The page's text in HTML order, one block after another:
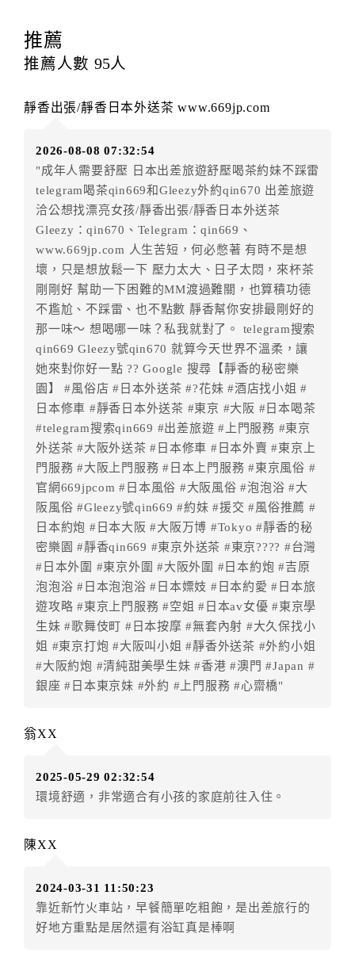
提出申辦不得異動訂單。
每筆訂單異動限定
辦理取消退款。
房者應補足差額。（限原訂飯店）
房者不得要求退其差額。（限原訂飯店）
五、保留住宿權益(保留住房)
．訂房者因故辦理訂單異動，本飯店可接受保留住宿金
額3個月
限原訂飯店），異動完成後不得辦理取消退款。
（提出申辦日為保留起算日）
．訂房者使用「保留住宿金額」時，請注意！為避免飯
店客滿，敬請及早計畫，如逾時未提出申辦，視同無條
件放棄訂單（住宿權益）。 （限原訂飯店使用）
．每筆訂單異動限定乙次，限原訂飯店，異動完成後不
得辦理取消退款。
．訂單異動後，訂單費用總計大於原訂單費用總計時，
訂房者應補足差額。 限原訂飯店
．訂單異動後，訂單費用總計小於原訂單費用總計時，
訂房者不得要求退其差額。限原訂飯店
六、取消訂單
訂房者因故取消訂單辦理退款，依下列標準申辦：
◎住房日7天前辦理者，訂單費用扣除總計0%為手續費
◎住房日4天前辦理者，訂單費用扣除總計25%為手續費
◎住房日1天前辦理者，訂單費用扣除總計45%為手續費
◎住房日當日辦理者，訂單費用扣除總計100%為手續費
◎住房日當日不得辦理。
◎住房日當日未辦理入住手續者，視同住房，已付訂單
之訂金將全額沒收。
七、天候因素
住房當日遇颱風、地震等不可抗拒因素時（以氣象局發
布或飯店所在地縣市政府頒布狀況”停止上班上課”為判
更住房日期或退費處理之。待飯店確認無誤後，可辦理
八、紅利點數/現金抵用券異動訂單說明
成功付款後如因『個人因素』導致下述異動狀況，
推薦
推薦人數 95人
靜香出張/靜香日本外送茶 www.669jp.com
2026-08-08 07:32:54
"成年人需要舒壓 日本出差旅遊舒壓喝茶約妹不踩雷
telegram喝茶qin669和Gleezy外約qin670 出差旅遊
洽公想找漂亮女孩/靜香出張/靜香日本外送茶
Gleezy：qin670、Telegram：qin669、
www.669jp.com 人生苦短，何必憋著 有時不是想
壞，只是想放鬆一下 壓力太大、日子太悶，來杯茶
剛剛好 幫助一下困難的MM渡過難關，也算積功德
不尷尬、不踩雷、也不點數 靜香幫你安排最剛好的
那一味～ 想喝哪一味？私我就對了。 telegram搜索
qin669 Gleezy號qin670 就算今天世界不溫柔，讓
她來對你好一點 ?? Google 搜尋【靜香的秘密樂
園】 #風俗店 #日本外送茶 #?花妹 #酒店找小姐 #
日本修車 #靜香日本外送茶 #東京 #大阪 #日本喝茶
#telegram搜索qin669 #出差旅遊 #上門服務 #東京
外送茶 #大阪外送茶 #日本修車 #日本外賣 #東京上
門服務 #大阪上門服務 #日本上門服務 #東京風俗 #
官網669jpcom #日本風俗 #大阪風俗 #泡泡浴 #大
阪風俗 #Gleezy號qin669 #約妹 #援交 #風俗推薦 #
日本約炮 #日本大阪 #大阪万博 #Tokyo #靜香的秘
密樂園 #靜香qin669 #東京外送茶 #東京???? #台灣
#日本外圍 #東京外圍 #大阪外圍 #日本約炮 #吉原
泡泡浴 #日本泡泡浴 #日本嫖妓 #日本約愛 #日本旅
遊攻略 #東京上門服務 #空姐 #日本av女優 #東京學
生妹 #歌舞伎町 #日本按摩 #無套內射 #大久保找小
姐 #東京打炮 #大阪叫小姐 #靜香外送茶 #外約小姐
#大阪約炮 #清純甜美學生妹 #香港 #澳門 #Japan #
銀座 #日本東京妹 #外約 #上門服務 #心齋橋"
翁XX
2025-05-29 02:32:54
環境舒適，非常適合有小孩的家庭前往入住。
陳XX
2024-03-31 11:50:23
靠近新竹火車站，早餐簡單吃粗飽，是出差旅行的
好地方重點是居然還有浴缸真是棒啊